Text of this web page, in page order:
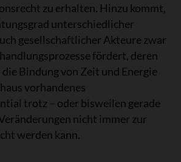
zu erhalten. Hinzu kommt,
unterschiedlicher
gesellschaftlicher Akteure zwar
fördert, deren
Bindung von Zeit und Energie
vorhandenes
trotz – oder bisweilen gerade
nicht immer zur
werden kann.